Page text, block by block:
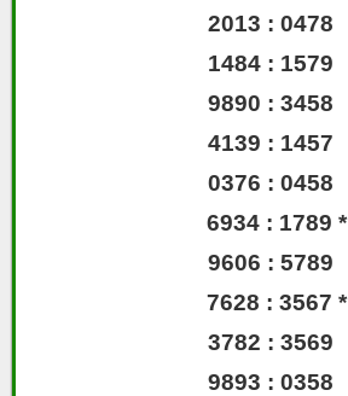
2013 : 0478
1484 : 1579
9890 : 3458
4139 : 1457
0376 : 0458
6934 : 1789 *
9606 : 5789
7628 : 3567 *
3782 : 3569
9893 : 0358